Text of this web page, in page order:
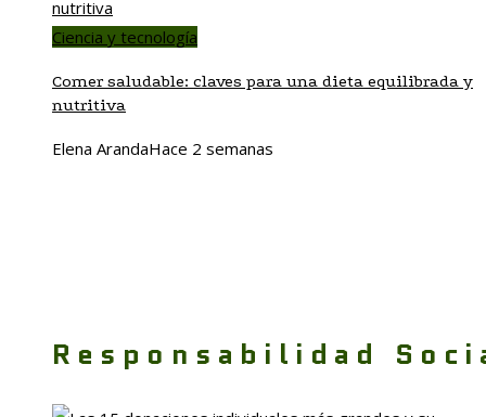
Ciencia y tecnología
Comer saludable: claves para una dieta equilibrada y
nutritiva
Elena ArandaHace 2 semanas
Responsabilidad